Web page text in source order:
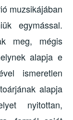
muzsikájában
egymással.
meg, mégis
alapja e
ismeretlen
alapja
nyitottan,